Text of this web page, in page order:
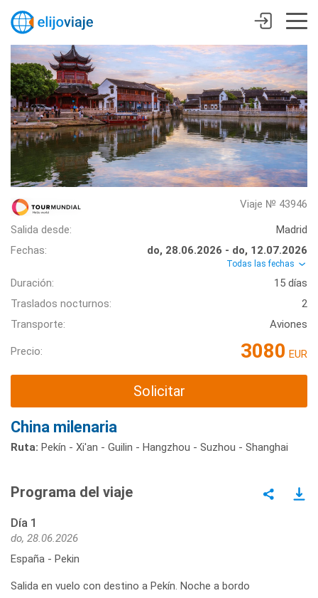
Viaje № 43946
Salida desde:
Madrid
Fechas:
do, 28.06.2026 - do, 12.07.2026
Todas las fechas
Duración:
15 días
Traslados nocturnos:
2
Transporte:
Aviones
Precio: 3080 EUR
Solicitar
China milenaria
Ruta: Pekín - Xi'an - Guilin - Hangzhou - Suzhou - Shanghai
Programa del viaje
Día 1
do, 28.06.2026
España - Pekin
Salida en vuelo con destino a Pekín. Noche a bordo